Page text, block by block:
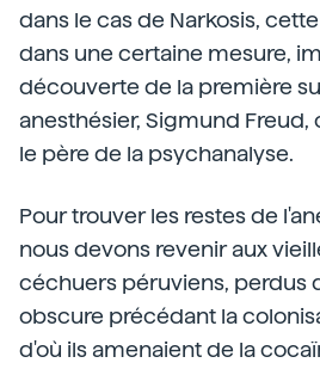
dans le cas de Narkosis,
dans une certaine mesure,
découverte de la première
anesthésier, Sigmund
le père de la psychanalyse.
Pour trouver les restes de
nous devons revenir aux
céchuers péruviens, perdus
obscure précédant la
d'où ils amenaient de la